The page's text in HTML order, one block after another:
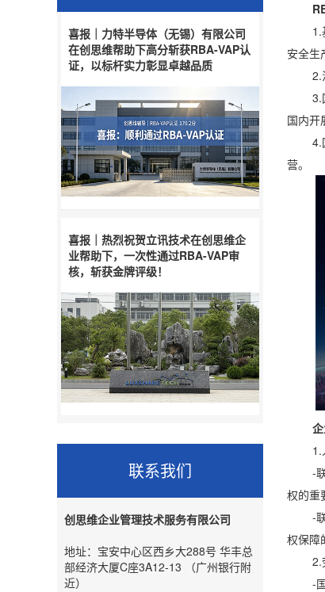
喜报｜力特半导体（无锡）有限公司
在创思维帮助下高分斩获RBA-VAP认
证，以标杆实力彰显卓越品质
喜报｜热烈祝贺立讯技术在创思维企
业帮助下，一次性通过RBA-VAP审
核，斩获金牌评级！
联系我们
创思维企业管理技术服务有限公司
地址：宝安中心区西乡大288号 华丰总
部经济大厦C座3A12-13 （广州银行附
近）
1.基
安全生
2.法
3.国
国内开
4.国
营。
企
1.人
-联合
权的重
-联合
权保障
2.劳
-国际